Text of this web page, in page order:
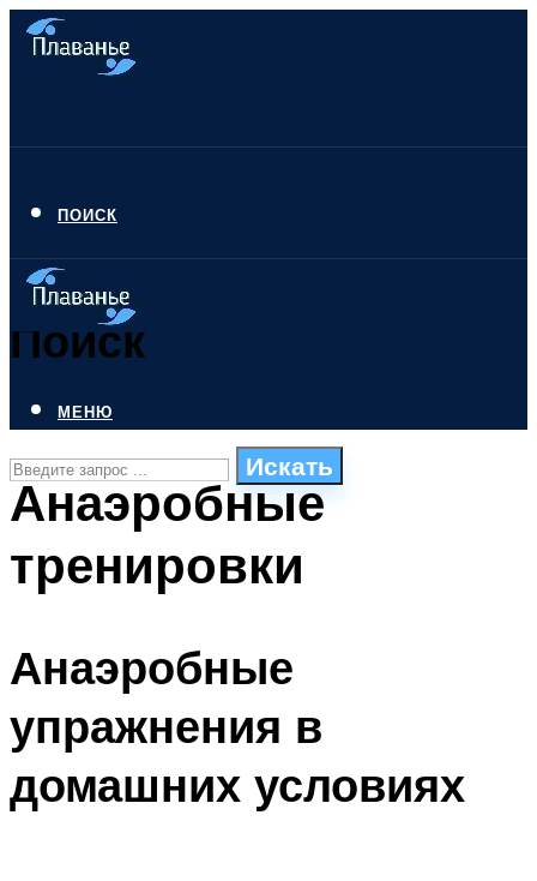
ПОИСК
Поиск
Искать
СТИЛИ ПЛАВАНЬЯ
ПЛАВАНЬЕ ДЛЯ ДЕТЕЙ
ОЧИСТКА БАССЕЙНОВ
МЕНЮ
МЕНЮ
Анаэробные
тренировки
Анаэробные
упражнения в
домашних условиях